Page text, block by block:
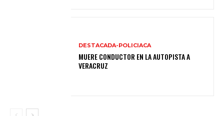
DESTACADA-POLICIACA
MUERE CONDUCTOR EN LA AUTOPISTA A
VERACRUZ